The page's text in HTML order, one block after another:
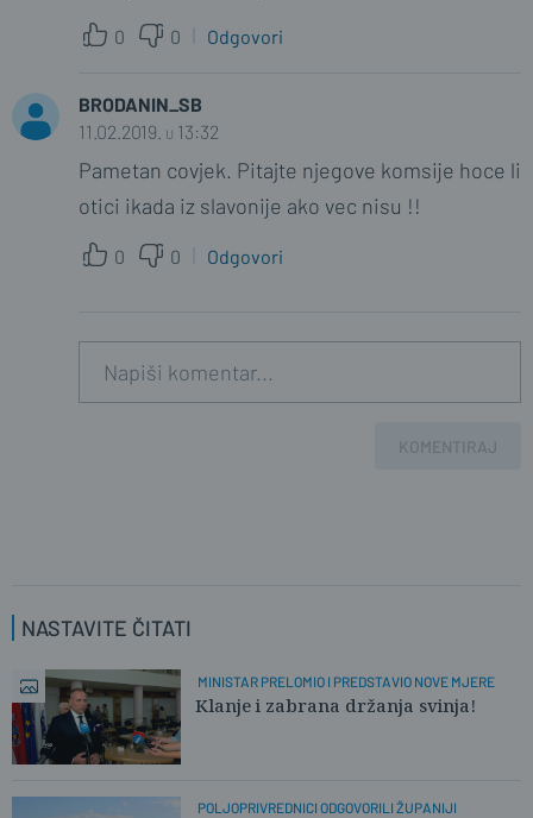
0 0 Odgovori
BRODANIN_SB
11.02.2019. u 13:32
Pametan covjek. Pitajte njegove komsije hoce li
otici ikada iz slavonije ako vec nisu !!
0 0 Odgovori
KOMENTIRAJ
NASTAVITE ČITATI
MINISTAR PRELOMIO I PREDSTAVIO NOVE MJERE
Klanje i zabrana držanja svinja!
POLJOPRIVREDNICI ODGOVORILI ŽUPANIJI